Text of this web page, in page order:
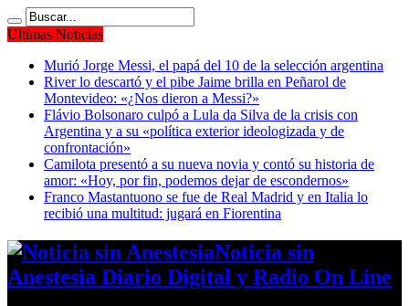
Ultimas Noticias
Murió Jorge Messi, el papá del 10 de la selección argentina
River lo descartó y el pibe Jaime brilla en Peñarol de
Montevideo: «¿Nos dieron a Messi?»
Flávio Bolsonaro culpó a Lula da Silva de la crisis con
Argentina y a su «política exterior ideologizada y de
confrontación»
Camilota presentó a su nueva novia y contó su historia de
amor: «Hoy, por fin, podemos dejar de escondernos»
Franco Mastantuono se fue de Real Madrid y en Italia lo
recibió una multitud: jugará en Fiorentina
Noticia sin
Anestesia Diario Digital y Radio On Line